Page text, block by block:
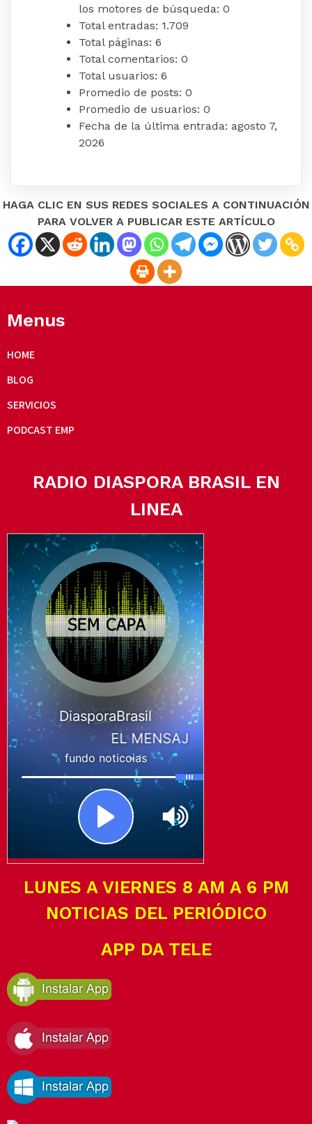
los motores de búsqueda: 0
Total entradas: 1.709
Total páginas: 6
Total comentarios: 0
Total usuarios: 6
Promedio de posts: 0
Promedio de usuarios: 0
Fecha de la última entrada: agosto 7,
2026
HAGA CLIC EN SUS REDES SOCIALES A CONTINUACIÓN
PARA VOLVER A PUBLICAR ESTE ARTÍCULO
Menus
HOME
BLOG
SERVICIOS
PODCAST EMP
RADIO DIASPORA BRASIL EN
LINEA
LUNES A VIERNES 8 AM A 6 PM
NOTICIAS DEL PERIÓDICO
APP DA TELE